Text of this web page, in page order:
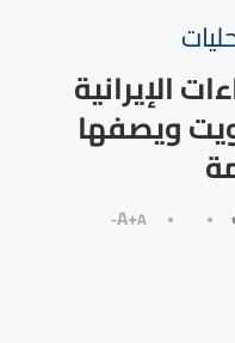
الإيرانية
ويصفها
A+A-